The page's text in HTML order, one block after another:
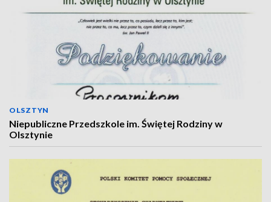
OLSZTYN
Niepubliczne Przedszkole im. Świętej Rodziny w
Olsztynie